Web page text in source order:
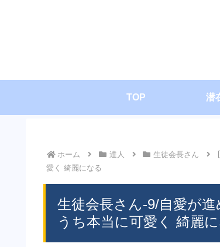
TOP 潜
ホーム 達人 生徒会長さん
愛く 綺麗になる
生徒会長さん-9/自愛が
うち本当に可愛く 綺麗